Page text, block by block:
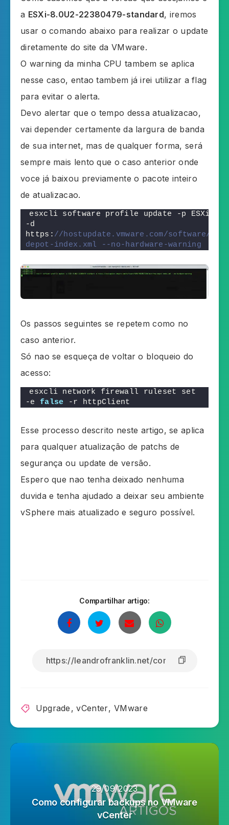
a ESXi-8.0U2-22380479-standard, iremos
usar o comando abaixo para realizar o update
diretamente do site da VMware.
O warning da minha CPU tambem se aplica
nesse caso, entao tambem já irei utilizar a flag
para evitar o alerta.
Devo alertar que o tempo dessa atualizacao,
vai depender certamente da largura de banda
de sua internet, mas de qualquer forma, será
sempre mais lento que o caso anterior onde
voce já baixou previamente o pacote inteiro
de atualizacao.
esxcli software profile update -p ESXi-
-d
https: //hostupdate.vmware.com/software/VUM/
depot-index.xml --no-hardware-warning
Os passos seguintes se repetem como no
caso anterior.
Só nao se esqueça de voltar o bloqueio do
acesso:
esxcli network firewall ruleset set
-e false -r httpClient
Esse processo descrito neste artigo, se aplica
para qualquer atualização de patchs de
segurança ou update de versão.
Espero que nao tenha deixado nenhuma
duvida e tenha ajudado a deixar seu ambiente
vSphere mais atualizado e seguro possível.
Compartilhar artigo:
Upgrade ,vCenter,VMware
29/09/2023
Como configurar backups no VMware
vCenter